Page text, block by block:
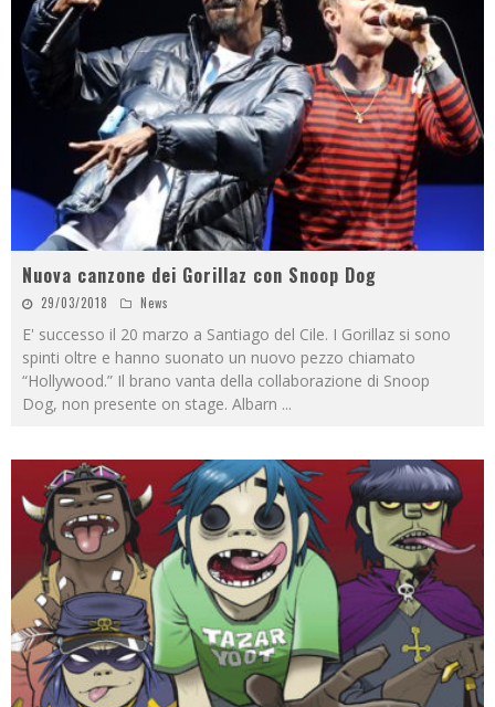
Nuova canzone dei Gorillaz con Snoop Dog
29/03/2018 News
E' successo il 20 marzo a Santiago del Cile. I Gorillaz si sono
spinti oltre e hanno suonato un nuovo pezzo chiamato
“Hollywood.” Il brano vanta della collaborazione di Snoop
Dog, non presente on stage. Albarn ...